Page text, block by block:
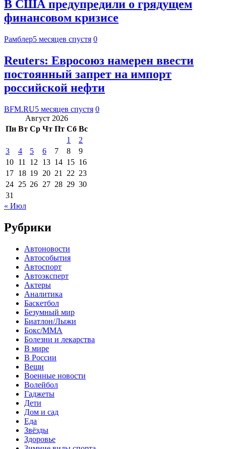
В США предупредили о грядущем
финансовом кризисе
Рамблер5 месяцев спустя 0
Reuters: Евросоюз намерен ввести
постоянный запрет на импорт
российской нефти
BFM.RU5 месяцев спустя 0
Август 2026
Пн Вт Ср Чт Пт Сб Вс
1
2
3
4 5 6 7 8
9
10 11 12 13 14 15 16
17 18 19 20 21 22 23
24 25 26 27 28 29 30
31
« Июл
Рубрики
Автоновости
Автособытия
Автоспорт
Автоэксперт
Актеры
Аналитика
Баскетбол
Безумный мир
Биатлон/Лыжи
Бокс/MMA
Болезни и лекарства
В мире
В России
Вещи
Военные новости
Волейбол
Гаджеты
Дети
Дом и сад
Еда
Звёзды
Здоровье